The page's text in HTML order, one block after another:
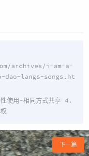
archives/i-am-a-
langs-songs.ht
使用-相同方式共享 4.
下一篇